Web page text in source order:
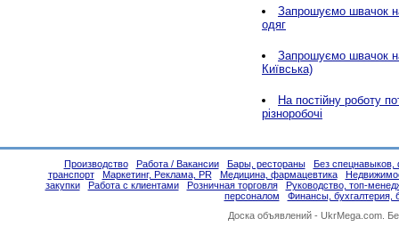
Запрошуємо швачок
одяг
Запрошуємо швачок
Київська)
На постійну роботу
різноробочі
Производство Работа / Вакансии Бары, рестораны
Без спецнавыков,
транспорт
Маркетинг, Реклама, PR Медицина, фармацевтика
закупки
Работа с клиентами Розничная торговля
Руководство, топ-
персоналом
Финансы, бухгалтерия,
Доска объявлений - UkrMega.com.